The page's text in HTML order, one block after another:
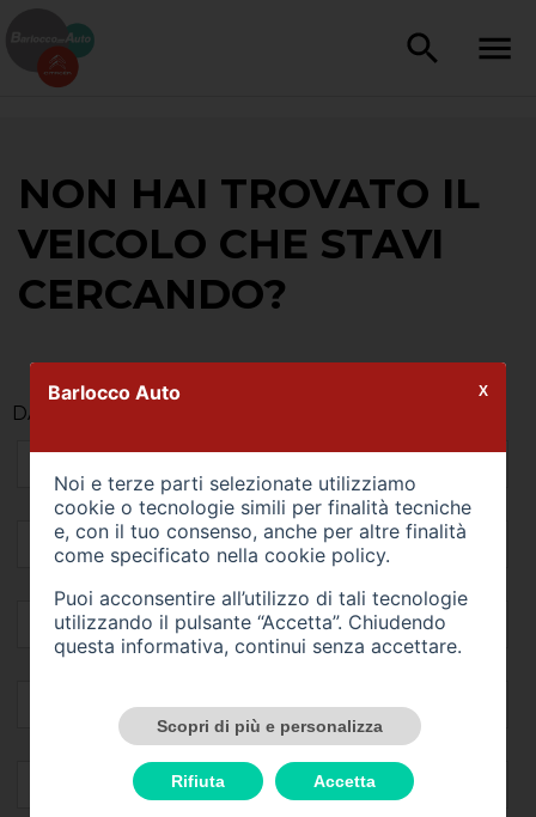
NON HAI TROVATO IL
VEICOLO CHE STAVI
CERCANDO?
DATI DEL CLIENTE
Barlocco Auto
Noi e terze parti selezionate utilizziamo
cookie o tecnologie simili per finalità tecniche
e, con il tuo consenso, anche per altre finalità
come specificato nella cookie policy.
Puoi acconsentire all’utilizzo di tali tecnologie
utilizzando il pulsante “Accetta”. Chiudendo
questa informativa, continui senza accettare.
Scopri di più e personalizza
Rifiuta Accetta
X